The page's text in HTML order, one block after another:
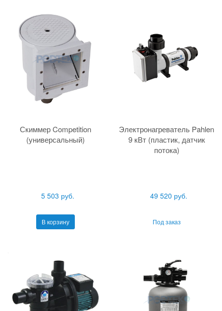
Скиммер Competition
(универсальный)
5 503 руб.
В корзину
Электронагреватель Pahlen
9 кВт (пластик, датчик
потока)
49 520 руб.
Под заказ